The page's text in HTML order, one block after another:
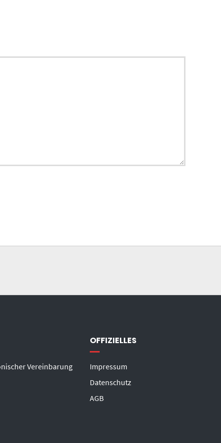
Vereinbarung
OFFIZIELLES
Impressum
Datenschutz
AGB